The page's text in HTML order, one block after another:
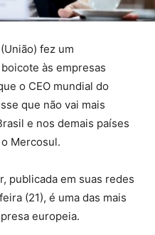
fez um
às empresas
o CEO mundial do
que não vai mais
e nos demais países
Mercosul.
publicada em suas redes
(21), é uma das mais
europeia.